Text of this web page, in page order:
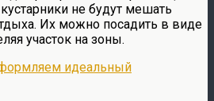
не будут мешать
Их можно посадить в виде
участок на зоны.
идеальный